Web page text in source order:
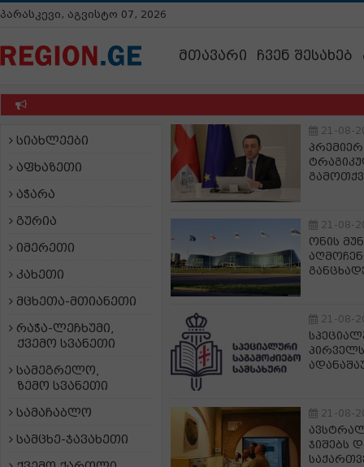
პარასკევი, აგვისტო 07, 2026
მთავარი ჩვენ შესახებ
სიახლეები
აფხაზეთი
აჭარა
გურია
იმერეთი
კახეთი
მცხეთა-მთიანეთი
რაჭა-ლეჩხუმი,
ქვემო სვანეთი
სამეგრელო,
ზემო სვანეთი
სამაჩაბლო
სამცხე-ჯავახეთი
21-08-
21-08-
ონის
21-08-
21-08-
ჯიშებს